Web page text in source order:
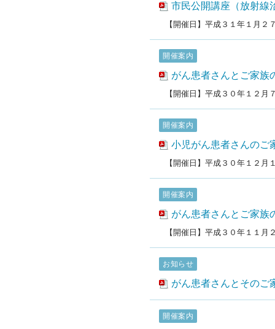
市民公開講座（放射線
【開催日】平成３１年１月２
開催案内
がん患者さんとご家
【開催日】平成３０年１２
開催案内
小児がん患者さんのご
【開催日】平成３０年１２月
開催案内
がん患者さんとご家
【開催日】平成３０年１１
お知らせ
がん患者さんとそのご
開催案内